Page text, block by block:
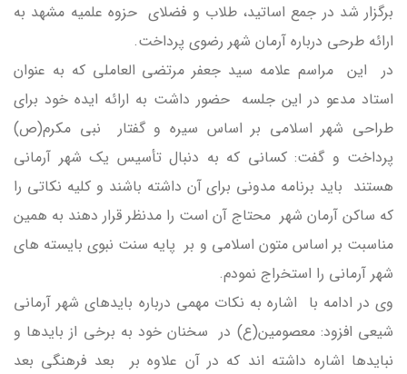
برگزار شد در جمع اساتید، طلاب و فضلای حزوه علمیه مشهد به
ارائه طرحی درباره آرمان شهر رضوی پرداخت.
در این مراسم علامه سيد جعفر مرتضي العاملي كه به عنوان
استاد مدعو در اين جلسه حضور داشت به ارائه ايده خود براي
طراحي شهر اسلامي بر اساس سيره و گفتار نبي مكرم(ص)
پرداخت و گفت: كساني كه به دنبال تأسيس يك شهر آرماني
هستند بايد برنامه مدوني براي آن داشته باشند و كليه نكاتي را
كه ساكن آرمان شهر محتاج آن است را مدنظر قرار دهند به همين
مناسبت بر اساس متون اسلامي و بر پايه سنت نبوي بايسته هاي
شهر آرماني را استخراج نمودم.
وي در ادامه با اشاره به نكات مهمي درباره بايدهاي شهر آرماني
شيعي افزود: معصومين(ع) در سخنان خود به برخي از بايدها و
نبايدها اشاره داشته اند كه در آن علاوه بر بعد فرهنگي بعد